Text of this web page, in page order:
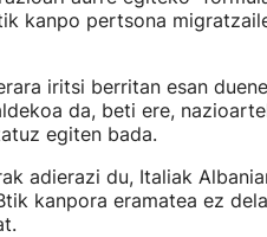
kanpo pertsona
iritsi berritan esan
da, beti ere,
egiten bada.
adierazi du, Italiak
kanpora eramatea ez